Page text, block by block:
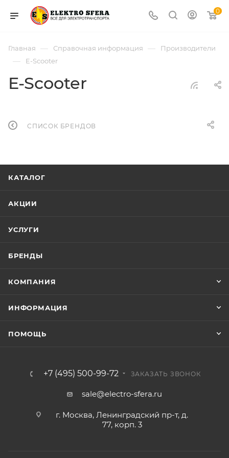
0
Главная — Справочная информация — Производители
— E-Scooter
E-Scooter
СПИСОК БРЕНДОВ
КАТАЛОГ
АКЦИИ
УСЛУГИ
БРЕНДЫ
КОМПАНИЯ
ИНФОРМАЦИЯ
ПОМОЩЬ
+7 (495) 500-99-72 ЗАКАЗАТЬ ЗВОНОК
sale@electro-sfera.ru
г. Москва, Ленинградский пр-т, д.
77, корп. 3